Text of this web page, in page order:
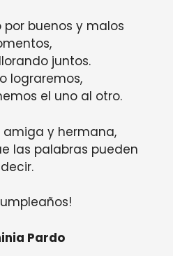
por buenos y malos
juntos.
lograremos,
el uno al otro.
amiga y hermana,
las palabras pueden
decir.
Pardo